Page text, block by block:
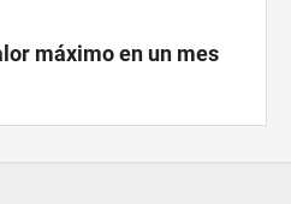
máximo en un mes